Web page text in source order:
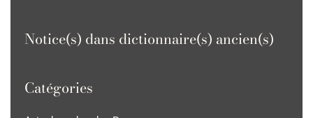
Notice(s) dans dictionnaire(s) ancien(s)
Catégories